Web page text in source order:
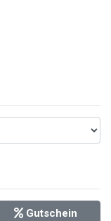
Gutschein